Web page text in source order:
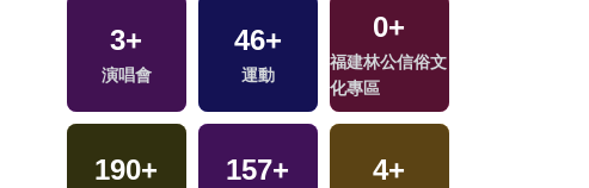
3+
演唱會
46+
運動
0+
福建林公信俗文
化專區
190+ 157+ 4+